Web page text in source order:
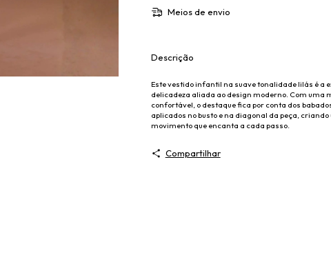
Meios de envio
Descrição
Este vestido infantil na suave tonalidade lilás é a
delicadeza aliada ao design moderno. Com uma
confortável, o destaque fica por conta dos
aplicados no busto e na diagonal da peça,
movimento que encanta a cada passo.
Compartilhar